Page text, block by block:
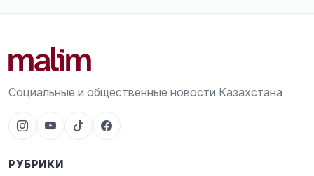
Социальные и общественные новости Казахстана
РУБРИКИ